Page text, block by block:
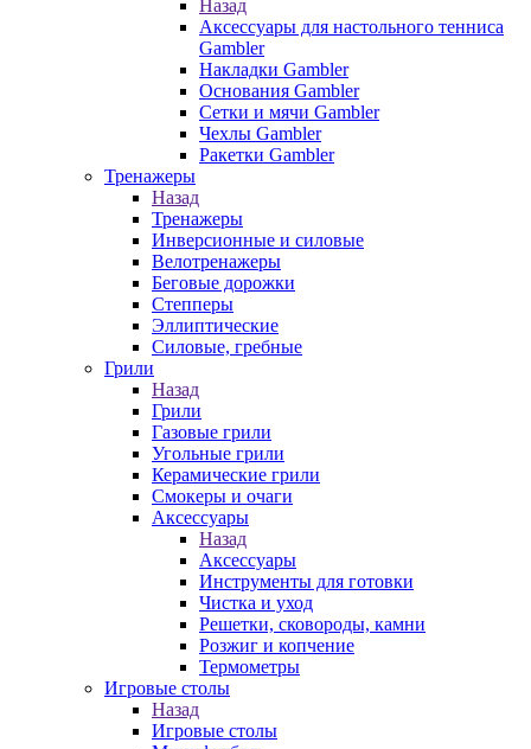
Назад
Аксессуары для настольного тенниса
Gambler
Накладки Gambler
Основания Gambler
Сетки и мячи Gambler
Чехлы Gambler
Ракетки Gambler
Тренажеры
Назад
Тренажеры
Инверсионные и силовые
Велотренажеры
Беговые дорожки
Степперы
Эллиптические
Силовые, гребные
Грили
Назад
Грили
Газовые грили
Угольные грили
Керамические грили
Смокеры и очаги
Аксессуары
Назад
Аксессуары
Инструменты для готовки
Чистка и уход
Решетки, сковороды, камни
Розжиг и копчение
Термометры
Игровые столы
Назад
Игровые столы